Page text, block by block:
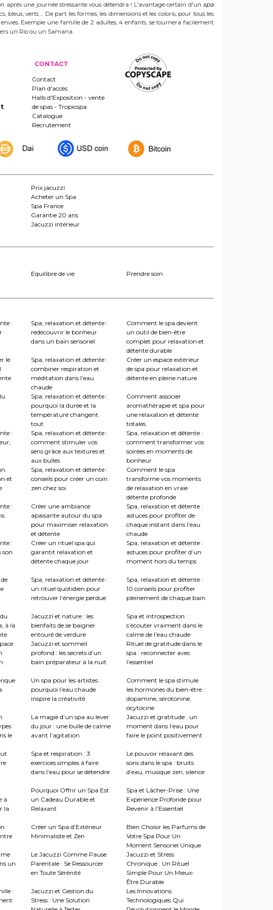
après une journée stressante vous détendra ! L'avantage certain d'un spa
verts ... De part les formes, les dimensions et les coloris, pour tous les
Exemple une famille de 2 adultes, 4 enfants, se tournera facilement
un Rio ou un Samana.
CONTACT
Contact
Plan d'accès
Halls d'Exposition - vente
de spas - Tropicspa
Catalogue
Recrutement
Prix jacuzzi
Acheter un Spa
Spa France
Garantie 20 ans
Jacuzzi intérieur
Equilibre de vie
Prendre soin
:
Spa, relaxation et détente :
redécouvrir le bonheur
dans un bain sensoriel
Comment le spa devient
un outil de bien-être
complet pour relaxation et
détente durable
le
Spa, relaxation et détente :
combiner respiration et
méditation dans l’eau
chaude
Créer un espace extérieur
de spa pour relaxation et
détente en pleine nature
Spa, relaxation et détente :
pourquoi la durée et la
température changent
tout
Comment associer
aromathérapie et spa pour
une relaxation et détente
totales
:
Spa, relaxation et détente :
comment stimuler vos
sens grâce aux textures et
aux bulles
Spa, relaxation et détente :
comment transformer vos
soirées en moments de
bonheur
et
Spa, relaxation et détente :
conseils pour créer un coin
zen chez soi
Comment le spa
transforme vos moments
de relaxation en vraie
détente profonde
:
Créer une ambiance
apaisante autour du spa
pour maximiser relaxation
et détente
Spa, relaxation et détente :
astuces pour profiter de
chaque instant dans l’eau
chaude
:
son
Créer un rituel spa qui
garantit relaxation et
détente chaque jour
Spa, relaxation et détente :
astuces pour profiter d’un
moment hors du temps
Spa, relaxation et détente :
un rituel quotidien pour
retrouver l’énergie perdue
Spa, relaxation et détente :
10 conseils pour profiter
pleinement de chaque bain
à la
Jacuzzi et nature : les
bienfaits de se baigner
entouré de verdure
Spa et introspection :
s’écouter vraiment dans le
calme de l’eau chaude
Jacuzzi et sommeil
profond : les secrets d’un
bain préparateur à la nuit
Rituel de gratitude dans le
spa : reconnecter avec
l’essentiel
Un spa pour les artistes :
pourquoi l’eau chaude
inspire la créativité
Comment le spa stimule
les hormones du bien-être :
dopamine, sérotonine,
ocytocine
le
La magie d’un spa au lever
du jour : une bulle de calme
avant l’agitation
Jacuzzi et gratitude : un
moment dans l’eau pour
faire le point positivement
Spa et respiration : 3
exercices simples à faire
dans l’eau pour se détendre
Le pouvoir relaxant des
sons dans le spa : bruits
d’eau, musique zen, silence
à
la
Pourquoi Offrir un Spa Est
un Cadeau Durable et
Relaxant
Spa et Lâcher-Prise : Une
Expérience Profonde pour
Revenir à l’Essentiel
:
Créer un Spa d’Extérieur
Minimaliste et Zen
Bien Choisir les Parfums de
Votre Spa Pour Un
Moment Sensoriel Unique
un
Le Jacuzzi Comme Pause
Parentale : Se Ressourcer
en Toute Sérénité
Jacuzzi et Stress
Chronique : Un Rituel
Simple Pour Un Mieux-
Être Durable
:
Jacuzzi et Gestion du
Stress : Une Solution
Les Innovations
Technologiques Qui